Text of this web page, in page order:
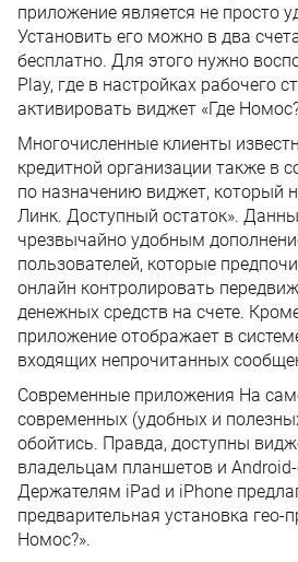
приложение является не просто
Установить его можно в два
бесплатно. Для этого нужно
Play, где в настройках рабочего
активировать виджет «Где
Многочисленные клиенты
кредитной организации также в
по назначению виджет, который
Линк. Доступный остаток».
чрезвычайно удобным
пользователей, которые
онлайн контролировать
денежных средств на счете.
приложение отображает в
входящих непрочитанных
Современные приложения На
современных (удобных и
обойтись. Правда, доступны
владельцам планшетов и
Держателям iPad и iPhone
предварительная установка гео-
Номос?».